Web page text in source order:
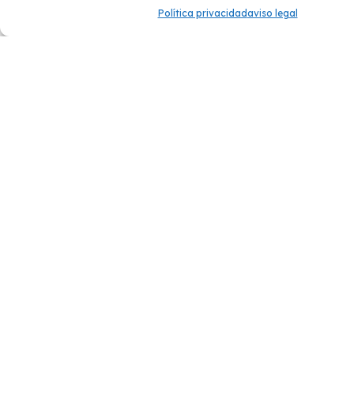
Política privacidadaviso legal
El Reiki no reemplaza un proceso terapéutico, pero puede